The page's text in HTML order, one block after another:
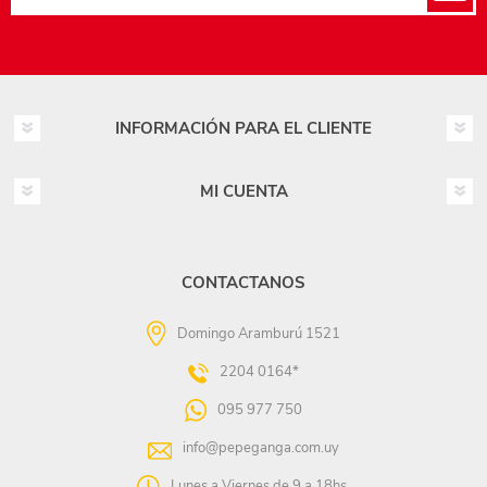
INFORMACIÓN PARA EL CLIENTE
MI CUENTA
CONTACTANOS
Domingo Aramburú 1521
2204 0164*
095 977 750
info@pepeganga.com.uy